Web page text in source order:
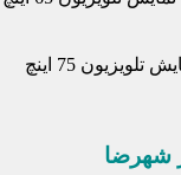
75 اینچ
شهرضا